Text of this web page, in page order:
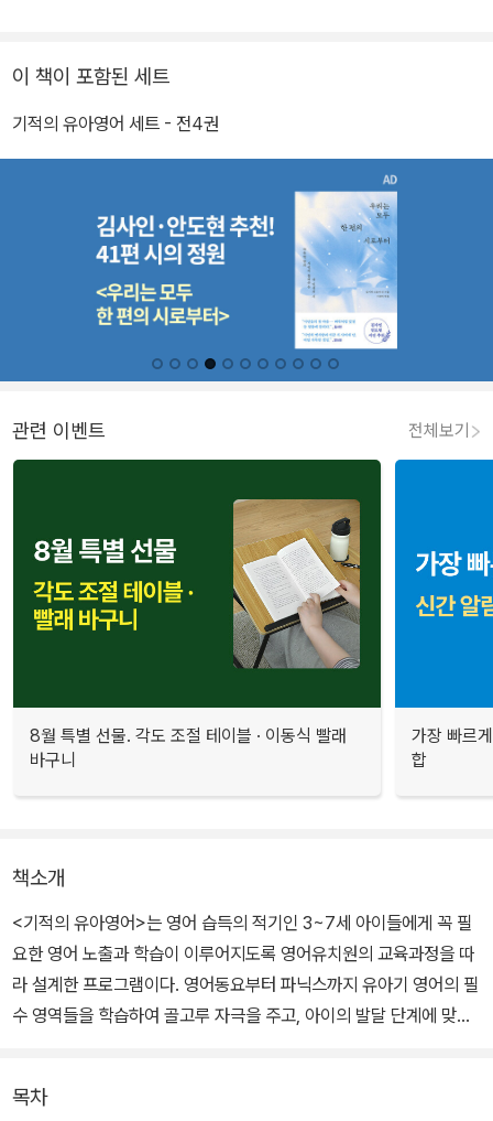
이 책이 포함된 세트
기적의 유아영어 세트 - 전4권
관련 이벤트 전체보기
8월 특별 선물. 각도 조절 테이블 · 이동식 빨래
바구니
가장 빠르
합
책소개
<기적의 유아영어>는 영어 습득의 적기인 3~7세 아이들에게 꼭 필
요한 영어 노출과 학습이 이루어지도록 영어유치원의 교육과정을 따
라 설계한 프로그램이다. 영어동요부터 파닉스까지 유아기 영어의 필
수 영역들을 학습하여 골고루 자극을 주고, 아이의 발달 단계에 맞춰
그 중, 《Phonics(파닉스)》는 스티커 붙이기, 색칠하기 등 아이들이
목차